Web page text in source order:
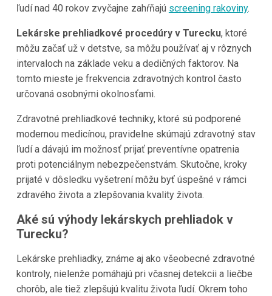
ľudí nad 40 rokov zvyčajne zahŕňajú screening rakoviny.
Lekárske prehliadkové procedúry v Turecku, ktoré
môžu začať už v detstve, sa môžu používať aj v rôznych
intervaloch na základe veku a dedičných faktorov. Na
tomto mieste je frekvencia zdravotných kontrol často
určovaná osobnými okolnosťami.
Zdravotné prehliadkové techniky, ktoré sú podporené
modernou medicínou, pravidelne skúmajú zdravotný stav
ľudí a dávajú im možnosť prijať preventívne opatrenia
proti potenciálnym nebezpečenstvám. Skutočne, kroky
prijaté v dôsledku vyšetrení môžu byť úspešné v rámci
zdravého života a zlepšovania kvality života.
Aké sú výhody lekárskych prehliadok v
Turecku?
Lekárske prehliadky, známe aj ako všeobecné zdravotné
kontroly, nielenže pomáhajú pri včasnej detekcii a liečbe
chorôb, ale tiež zlepšujú kvalitu života ľudí. Okrem toho